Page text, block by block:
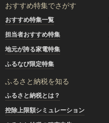
おすすめ特集でさがす
おすすめ特集一覧
担当者おすすめ特集
地元が誇る家電特集
ふるなび限定特集
ふるさと納税を知る
ふるさと納税とは？
控除上限額シミュレーション